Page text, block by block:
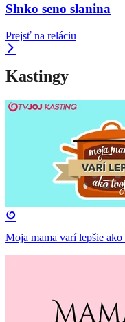
Slnko seno slanina
Prejsť na reláciu
Kastingy
Moja mama varí lepšie ako